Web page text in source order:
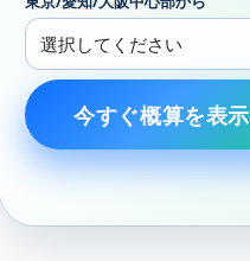
今すぐ概算を表示